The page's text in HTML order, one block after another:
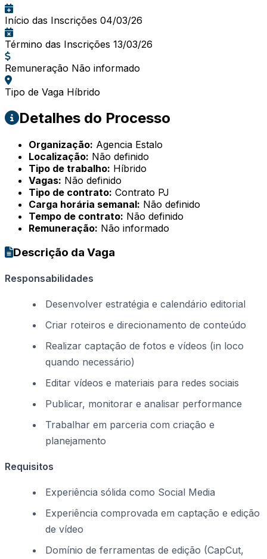
Início das Inscrições 04/03/26
Término das Inscrições 13/03/26
Remuneração Não informado
Tipo de Vaga Híbrido
Detalhes do Processo
Organização: Agencia Estalo
Localização: Não definido
Tipo de trabalho: Híbrido
Vagas: Não definido
Tipo de contrato: Contrato PJ
Carga horária semanal: Não definido
Tempo de contrato: Não definido
Remuneração: Não informado
Descrição da Vaga
Responsabilidades
Desenvolver estratégia e calendário editorial
Criar roteiros e direcionamento de conteúdo
Realizar captação de fotos e vídeos (in loco
quando necessário)
Editar vídeos e materiais para redes sociais
Publicar, monitorar e analisar performance
Trabalhar em parceria com criação e
planejamento
Requisitos
Experiência sólida como Social Media
Experiência comprovada em captação e edição
de vídeo
Domínio de ferramentas de edição (CapCut,